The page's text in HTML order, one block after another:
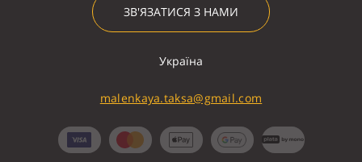
ЗВ'ЯЗАТИСЯ З НАМИ
Україна
malenkaya.taksa@gmail.com